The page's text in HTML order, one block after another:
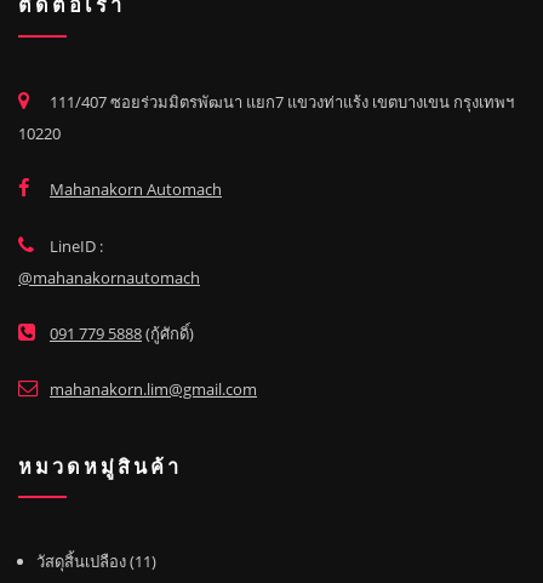
ติดต่อเรา
111/407 ซอยร่วมมิตรพัฒนา แยก7 แขวงท่าแร้ง เขตบางเขน กรุงเทพฯ
10220
Mahanakorn Automach
LineID :
@mahanakornautomach
091 779 5888(กู้ศักดิ์)
mahanakorn.lim@gmail.com
หมวดหมู่สินค้า
วัสดุสิ้นเปลือง 111